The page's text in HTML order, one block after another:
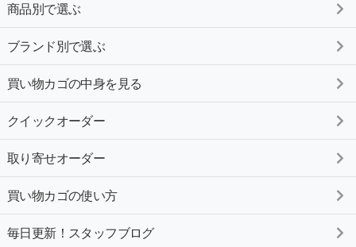
商品別で選ぶ
ブランド別で選ぶ
買い物カゴの中身を見る
クイックオーダー
取り寄せオーダー
買い物カゴの使い方
毎日更新！スタッフブログ